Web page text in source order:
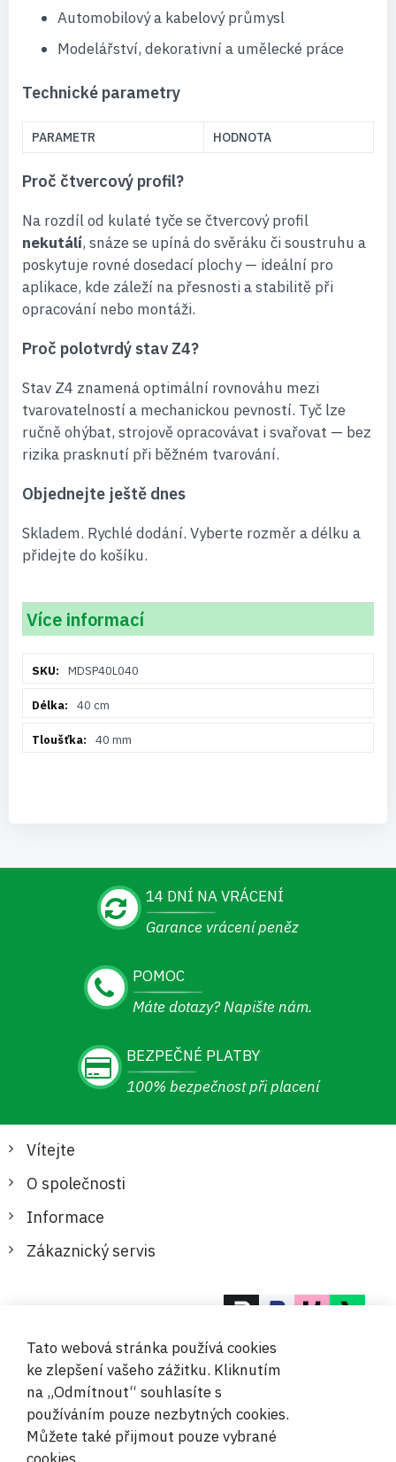
Automobilový a kabelový průmysl
Modelářství, dekorativní a umělecké práce
Technické parametry
PARAMETR HODNOTA
Proč čtvercový profil?
Na rozdíl od kulaté tyče se čtvercový profil
nekutálí, snáze se upíná do svěráku či soustruhu a
poskytuje rovné dosedací plochy — ideální pro
aplikace, kde záleží na přesnosti a stabilitě při
opracování nebo montáži.
Proč polotvrdý stav Z4?
Stav Z4 znamená optimální rovnováhu mezi
tvarovatelností a mechanickou pevností. Tyč lze
ručně ohýbat, strojově opracovávat i svařovat — bez
rizika prasknutí při běžném tvarování.
Objednejte ještě dnes
Skladem. Rychlé dodání. Vyberte rozměr a délku a
přidejte do košíku.
Více informací
informacíMDSP40L040
40 cm
40 mm
14 DNÍ NA VRÁCENÍ
Garance vrácení peněz
POMOC
Máte dotazy? Napište nám.
BEZPEČNÉ PLATBY
100% bezpečnost při placení
Vítejte
O společnosti
Informace
Zákaznický servis
© 2019-2026 Megamix s.r.o.
Tato webová stránka používá cookies
ke zlepšení vašeho zážitku. Kliknutím
na „Odmítnout“ souhlasíte s
používáním pouze nezbytných cookies.
Můžete také přijmout pouze vybrané